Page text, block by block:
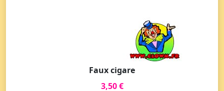
Faux cigare
3,50 €